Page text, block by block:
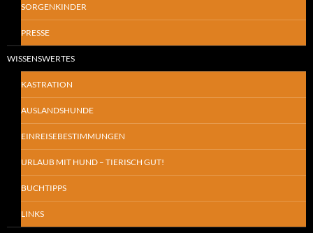
SORGENKINDER
PRESSE
WISSENSWERTES
KASTRATION
AUSLANDSHUNDE
EINREISEBESTIMMUNGEN
URLAUB MIT HUND – TIERISCH GUT!
BUCHTIPPS
LINKS